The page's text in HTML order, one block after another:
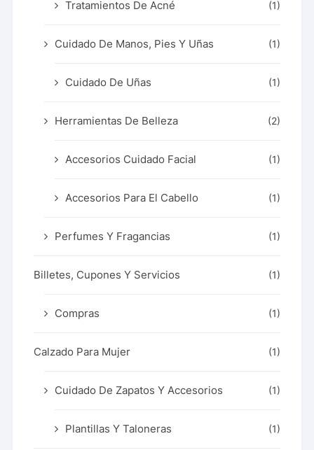
Tratamientos De Acné (1)
Cuidado De Manos, Pies Y Uñas (1)
Cuidado De Uñas (1)
Herramientas De Belleza (2)
Accesorios Cuidado Facial (1)
Accesorios Para El Cabello (1)
Perfumes Y Fragancias (1)
Billetes, Cupones Y Servicios (1)
Compras (1)
Calzado Para Mujer (1)
Cuidado De Zapatos Y Accesorios (1)
Plantillas Y Taloneras (1)